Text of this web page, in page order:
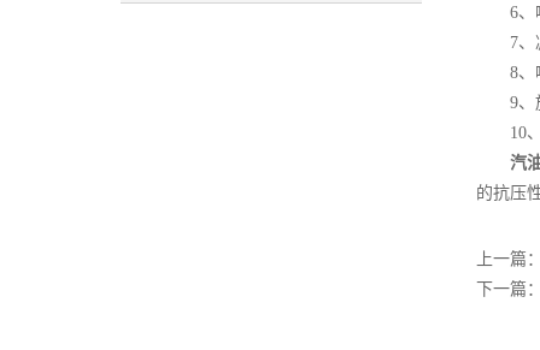
6、喷
7、减
8、喷
9、旋
10、
汽
的抗压
上一篇
下一篇